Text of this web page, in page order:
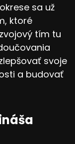
sa už
ktoré
tím tu
svoje
a budovať